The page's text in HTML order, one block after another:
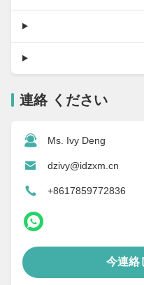
連絡 ください
Ms. Ivy Deng
dzivy@idzxm.cn
+8617859772836
今連絡